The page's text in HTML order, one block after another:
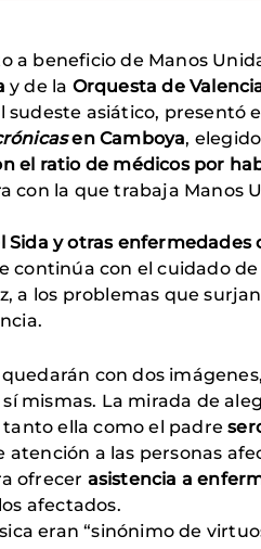
a beneficio de Manos
y de la Orquesta de
asiático, presentó
en Camboya,
el ratio de médicos por
con la que trabaja Manos
y otras enfermedades
continúa con el cuidado
a los problemas que
con dos
mismas. La mirada de
tanto ella como el padre
a las personas
ofrecer asistencia a
afectados.
eran “sinónimo de